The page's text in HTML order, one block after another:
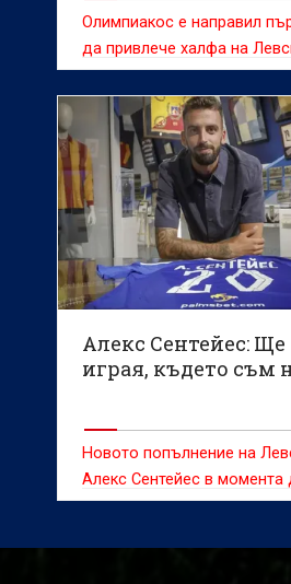
Олимпиакос е направил
да привлече халфа на
Акрам Бурас, но е получил
Алекс Сентейес: Ще
играя, където съм
Новото попълнение на
Алекс Сентейес в момента
на номиналната си